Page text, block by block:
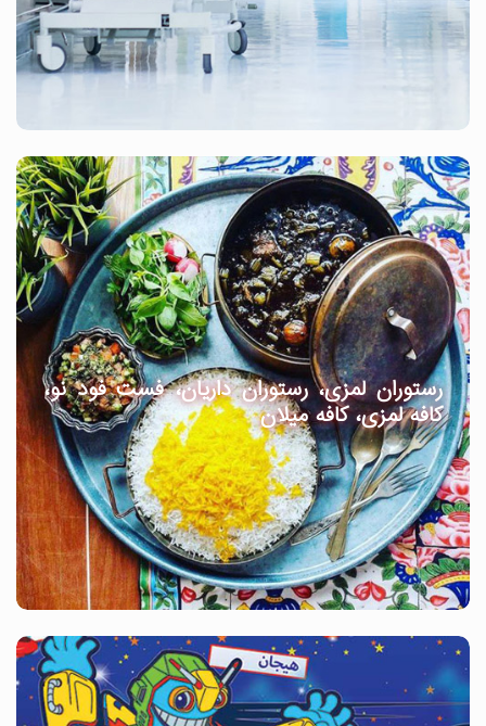
رستوران لمزی، رستوران داریان، فست فود نو،
کافه لمزی، کافه میلان